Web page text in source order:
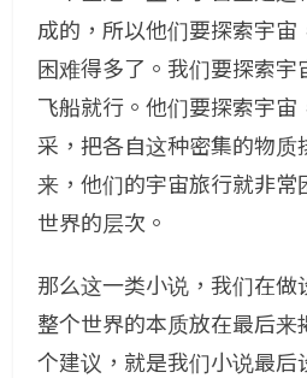
成的，所以他们要探索宇宙
困难得多了。我们要探索宇
飞船就行。他们要探索宇宙
采，把各自这种密集的物质
来，他们的宇宙旅行就非常
世界的层次。
那么这一类小说，我们在做
整个世界的本质放在最后来
个建议，就是我们小说最后